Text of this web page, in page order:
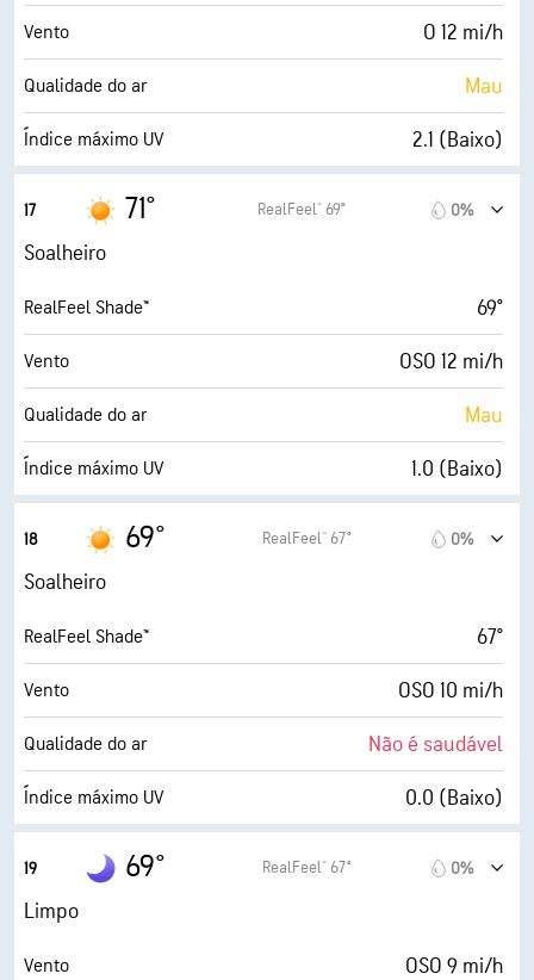
AccuLumen Brightness Index™ 9 (Muito claro)
Cobertura de nuvens 35%
Visibilidade 5 milhas
Vento O 12 mi/h
Qualidade do ar Mau
Índice máximo UV 2.1 (Baixo)
Humidade
Ponto de orvalho 64° F
AccuLumen Brightness Index™ 9 (Muito claro)
Cobertura de nuvens 5%
Visibilidade 5 milhas
17 71° RealFeel® 69° 0%
Soalheiro
RealFeel Shade™ 69°
Vento OSO 12 mi/h
Qualidade do ar Mau
Índice máximo UV 1.0 (Baixo)
Humidade
Ponto de orvalho 63° F
AccuLumen Brightness Index™ 5 (Médio)
Cobertura de nuvens 4%
Visibilidade 5 milhas
18 69° RealFeel® 67° 0%
Soalheiro
RealFeel Shade™ 67°
Vento OSO 10 mi/h
Qualidade do ar Não é saudável
Índice máximo UV 0.0 (Baixo)
Humidade
Ponto de orvalho 63° F
19 69° RealFeel® 67° 0%
Limpo
Vento OSO 9 mi/h